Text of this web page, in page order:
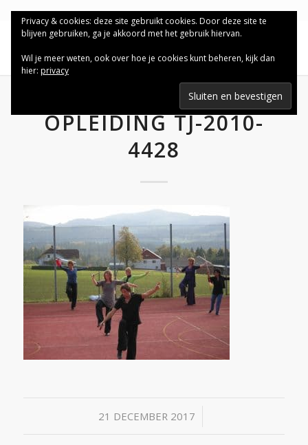
OPLEIDING TJ-2010-
4428
21 DECEMBER 2017
/
Privacy & cookies: deze site gebruikt cookies. Door deze site te
blijven gebruiken, ga je akkoord met het gebruik hiervan.
Wil je meer weten, ook over hoe je cookies kunt beheren, kijk dan
hier: privacy